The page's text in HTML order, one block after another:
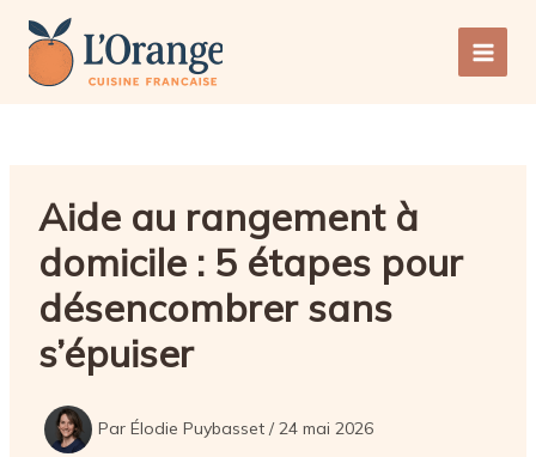
contenu
Main
Aide au rangement à
domicile : 5 étapes pour
désencombrer sans
s’épuiser
Par Élodie Puybasset /24 mai 2026